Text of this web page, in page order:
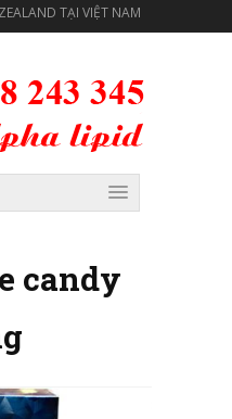
TẠI VIỆT NAM
candy